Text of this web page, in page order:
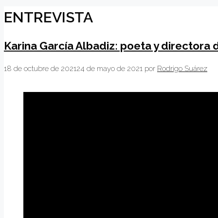
ENTREVISTA
Karina García Albadiz: poeta y directora
18 de octubre de 202124 de mayo de 2021 por Rodrigo Suárez